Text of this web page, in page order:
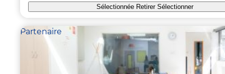
Sélectionnée RetirerSélectionner
Partenaire